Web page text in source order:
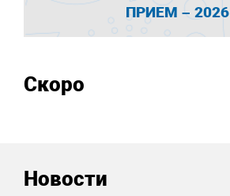
ПРИЕМ – 2026
Скоро
Новости